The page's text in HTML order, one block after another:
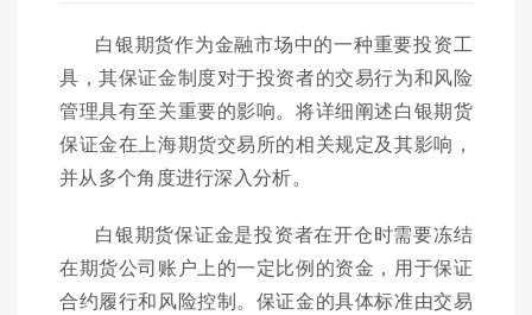
白银期货作为金融市场中的一种重要投资工
具，其保证金制度对于投资者的交易行为和风险
管理具有至关重要的影响。将详细阐述白银期货
保证金在上海期货交易所的相关规定及其影响，
并从多个角度进行深入分析。
白银期货保证金是投资者在开仓时需要冻结
在期货公司账户上的一定比例的资金，用于保证
合约履行和风险控制。保证金的具体标准由交易